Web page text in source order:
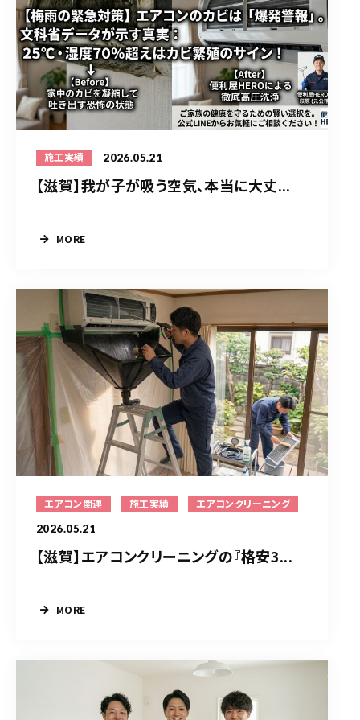
施工実績 2026.05.21
【滋賀】我が子が吸う空気、本当に大丈...
MORE
エアコン関連 施工実績 エアコンクリーニング
2026.05.21
【滋賀】エアコンクリーニングの『格安3...
MORE